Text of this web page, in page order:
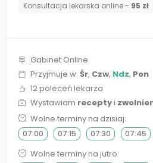
Konsultacja lekarska online - 95 zł
Gabinet Online
Przyjmuje w: Śr, Czw, Ndz, Pon
12 poleceń lekarza
Wystawiam receptyi
Wolne terminy na dzisiaj:
07:00 07:15 07:30 07:45
Wolne terminy na jutro: